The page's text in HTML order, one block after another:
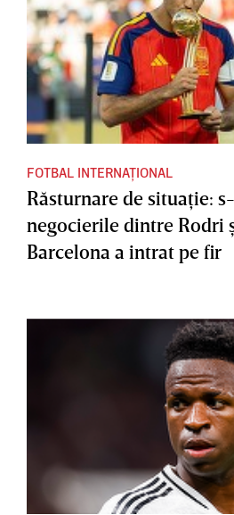
FOTBAL INTERNAȚIONAL
Răsturnare de situaţie:
negocierile dintre Rodri
Barcelona a intrat pe fir